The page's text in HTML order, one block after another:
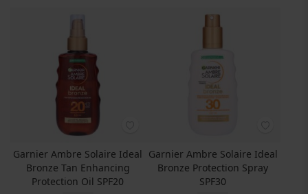
Garnier Ambre Solaire Ideal
Bronze Tan Enhancing
Protection Oil SPF20
Garnier Ambre Solaire Ideal
Bronze Protection Spray
SPF30